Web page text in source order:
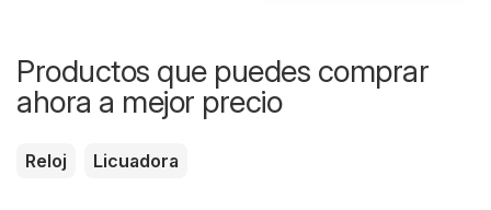
Productos que puedes comprar
ahora a mejor precio
Reloj Licuadora